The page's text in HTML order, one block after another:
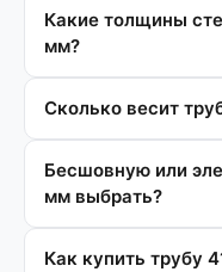
Какие толщины
мм?
Сколько весит
Бесшовную или
мм выбрать?
Как купить трубу